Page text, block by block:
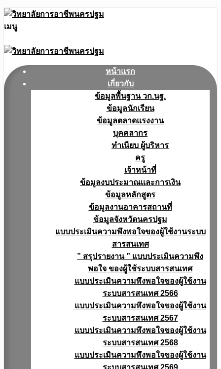
เมนู
หน้าแรก
เกี่ยวกับ
ข้อมูลพื้นฐาน วก.นฐ.
ข้อมูลนักเรียน
ข้อมูลตลาดแรงงาน
บุคคลากร
ทำเนียบ ผู้บริหาร
ครู
เจ้าหน้าที่
ข้อมูลงบประมาณเเละการเงิน
ข้อมูลหลักสูตร
ข้อมูลงานอาคารสถานที่
ข้อมูลจังหวัดนครปฐม
แบบประเมินความพึงพอใจของผู้ใช้งานระบบ
สารสนเทศ
” สรุปรายงาน ” แบบประเมินความพึง
พอใจ ของผู้ใช้ระบบสารสนเทศ
แบบประเมินความพึงพอใจของผู้ใช้งาน
ระบบสารสนเทศ 2566
แบบประเมินความพึงพอใจของผู้ใช้งาน
ระบบสารสนเทศ 2567
แบบประเมินความพึงพอใจของผู้ใช้งาน
ระบบสารสนเทศ 2568
แบบประเมินความพึงพอใจของผู้ใช้งาน
ระบบสารสนเทศ 2569